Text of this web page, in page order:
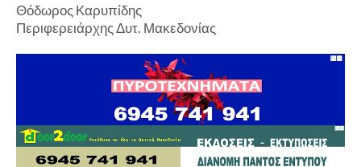
Θόδωρος Καρυπίδης
Περιφερειάρχης Δυτ. Μακεδονίας